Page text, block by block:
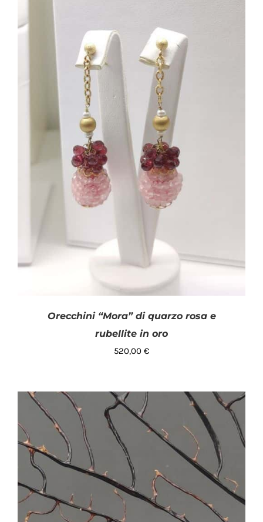
AGGIUNGI AL CARRELLO / DETTAGLI
AGGIUNGI AL CARRELLO DETTAGLI
Orecchini “Mora” di quarzo rosa e
rubellite in oro
520,00 €